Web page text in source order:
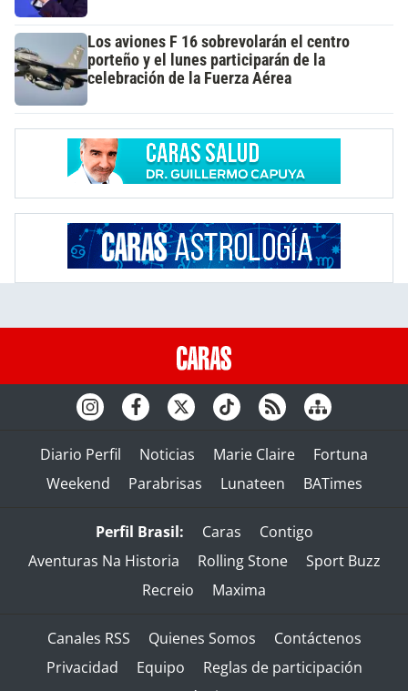
Los aviones F 16 sobrevolarán el centro
porteño y el lunes participarán de la
celebración de la Fuerza Aérea
Diario Perfil Noticias Marie Claire
Fortuna
Weekend
Parabrisas Lunateen BATimes
Perfil Brasil: Caras
Contigo
Aventuras Na Historia
Rolling Stone
Sport Buzz
Recreio
Maxima
Canales RSS Quienes Somos
Contáctenos
Privacidad
Equipo
Reglas de participación